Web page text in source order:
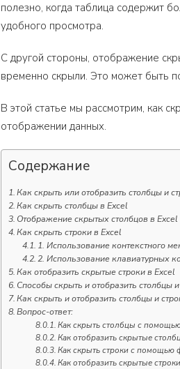
полезно, когда таблица содержит
удобного просмотра.
С другой стороны, отображение
временно скрыли. Это может быть
В этой статье мы рассмотрим, как
отображении данных.
Содержание
Как скрыть или отобразить столбцы и
Как скрыть столбцы в Excel
Отображение скрытых столбцов в Excel
Как скрыть строки в Excel
1. Использование контекстного
2. Использование клавиатурных
Как отобразить скрытые строки в Excel
Способы скрыть и отобразить
Как скрыть и отобразить столбцы и
Вопрос-ответ:
Как скрыть столбцы с
Как отобразить скрытые
Как скрыть строки с помощью
Как отобразить скрытые